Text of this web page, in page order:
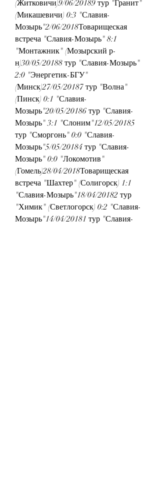
(Житковичи)9/06/20189 тур "Гранит"
(Микашевичи) 0:3 "Славия-
Мозырь"2/06/2018Товарищеская
встреча "Славия-Мозырь" 8:1
"Монтажник" (Мозырский р-
н)30/05/20188 тур "Славия-Мозырь"
2:0 "Энергетик-БГУ"
(Минск)27/05/20187 тур "Волна"
(Пинск) 0:1 "Славия-
Мозырь"20/05/20186 тур "Славия-
Мозырь" 3:1 "Слоним"12/05/20185
тур "Сморгонь" 0:0 "Славия-
Мозырь"5/05/20184 тур "Славия-
Мозырь" 0:0 "Локомотив"
(Гомель)28/04/2018Товарищеская
встреча "Шахтер" (Солигорск) 1:1
"Славия-Мозырь"18/04/20182 тур
"Химик" (Светлогорск) 0:2 "Славия-
Мозырь"14/04/20181 тур "Славия-